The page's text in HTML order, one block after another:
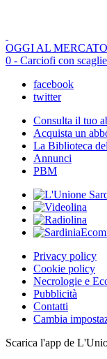
OGGI AL
0 - Carciofi con
facebook
twitter
Consulta il tuo
Acquista un
La Biblioteca
Annunci
PBM
Privacy policy
Cookie policy
Necrologie e
Pubblicità
Contatti
Cambia
Scarica l'app de